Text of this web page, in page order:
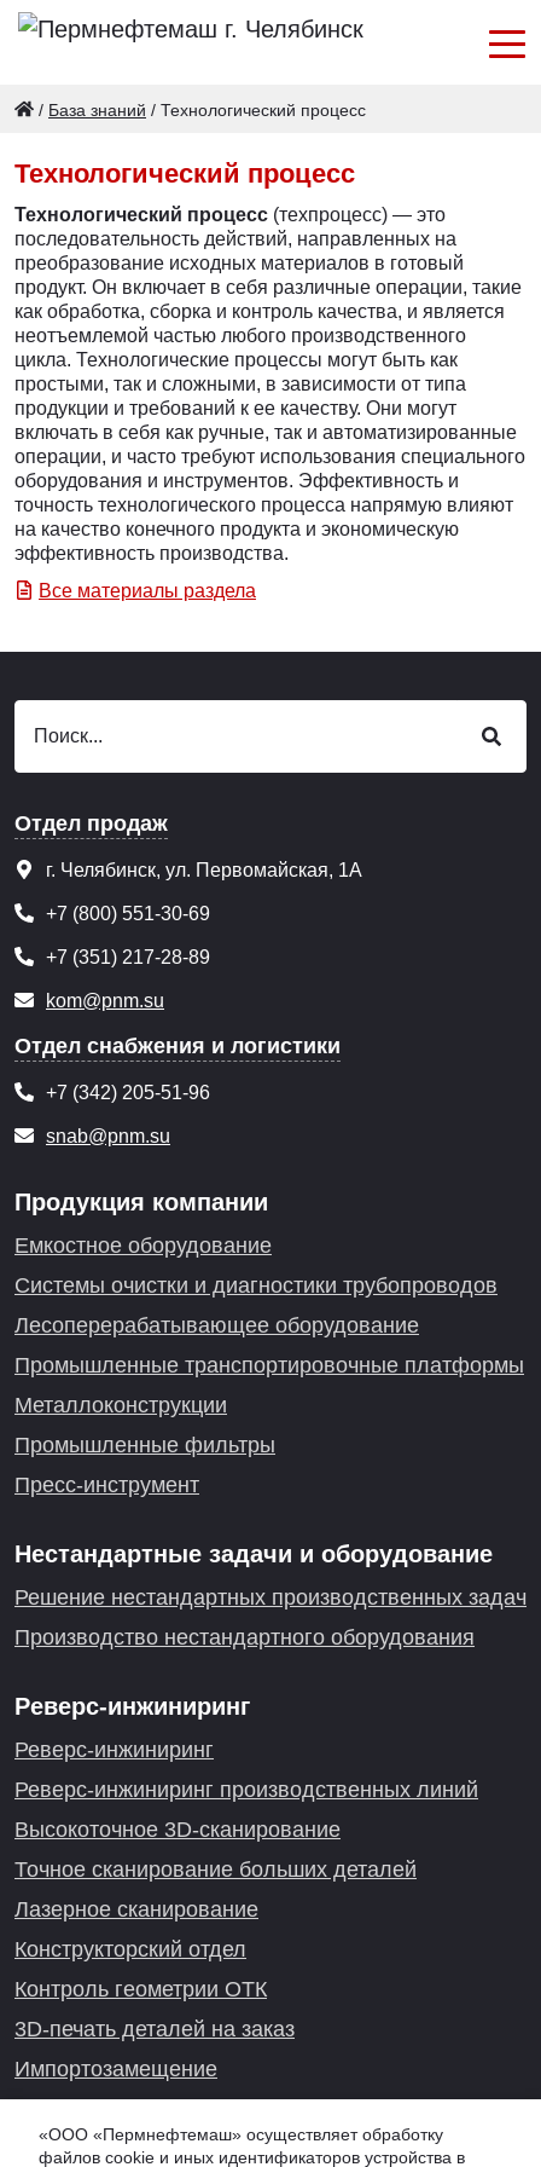
/ База знаний / Технологический процесс
Технологический процесс
Технологический процесс (техпроцесс) — это
последовательность действий, направленных на
преобразование исходных материалов в готовый
продукт. Он включает в себя различные операции, такие
как обработка, сборка и контроль качества, и является
неотъемлемой частью любого производственного
цикла. Технологические процессы могут быть как
простыми, так и сложными, в зависимости от типа
продукции и требований к ее качеству. Они могут
включать в себя как ручные, так и автоматизированные
операции, и часто требуют использования специального
оборудования и инструментов. Эффективность и
точность технологического процесса напрямую влияют
на качество конечного продукта и экономическую
эффективность производства.
Все материалы раздела
Отдел продаж
г. Челябинск, ул. Первомайская, 1А
+7 (800) 551-30-69
+7 (351) 217-28-89
kom@pnm.su
Отдел снабжения и логистики
+7 (342) 205-51-96
snab@pnm.su
Продукция компании
Емкостное оборудование
Системы очистки и диагностики трубопроводов
Лесоперерабатывающее оборудование
Промышленные транспортировочные платформы
Металлоконструкции
Промышленные фильтры
Пресс-инструмент
Нестандартные задачи и оборудование
Решение нестандартных производственных задач
Производство нестандартного оборудования
Реверс-инжиниринг
Реверс-инжиниринг
Реверс-инжиниринг производственных линий
Высокоточное 3D-сканирование
Точное сканирование больших деталей
Лазерное сканирование
Конструкторский отдел
Контроль геометрии ОТК
3D-печать деталей на заказ
Импортозамещение
«ООО «Пермнефтемаш» осуществляет обработку
файлов cookie и иных идентификаторов устройства в